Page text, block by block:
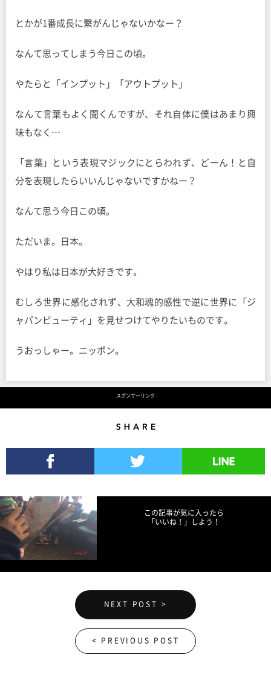
とかが1番成長に繋がんじゃないかなー？
なんて思ってしまう今日この頃。
やたらと「インプット」「アウトプット」
なんて言葉もよく聞くんですが、それ自体に僕はあまり興
味もなく…
「言葉」という表現マジックにとらわれず、どーん！と自
分を表現したらいいんじゃないですかねー？
なんて思う今日この頃。
ただいま。日本。
やはり私は日本が大好きです。
むしろ世界に感化されず、大和魂的感性で逆に世界に「ジ
ャパンビューティ」を見せつけてやりたいものです。
うおっしゃー。ニッポン。
スポンサーリンク
この記事が気に入ったら
「いいね！」しよう！
NEXT POST >
< PREVIOUS POST